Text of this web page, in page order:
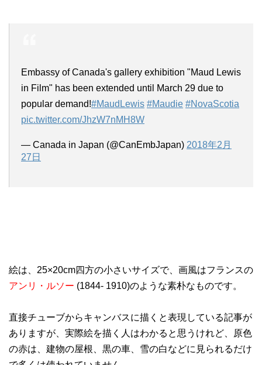
Embassy of Canada's gallery exhibition "Maud Lewis
in Film" has been extended until March 29 due to
popular demand!#MaudLewis #Maudie #NovaScotia
pic.twitter.com/JhzW7nMH8W
— Canada in Japan (@CanEmbJapan) 2018年2月
27日
絵は、25×20cm四方の小さいサイズで、画風はフランスの
アンリ・ルソー (1844- 1910)のような素朴なものです。
直接チューブからキャンバスに描くと表現している記事が
ありますが、実際絵を描く人はわかると思うけれど、原色
の赤は、建物の屋根、黒の車、雪の白などに見られるだけ